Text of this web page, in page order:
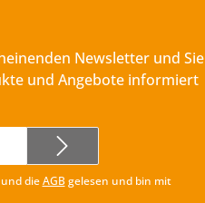
Newsletter und Sie
und Angebote informiert
dieAGBgelesen und bin mit